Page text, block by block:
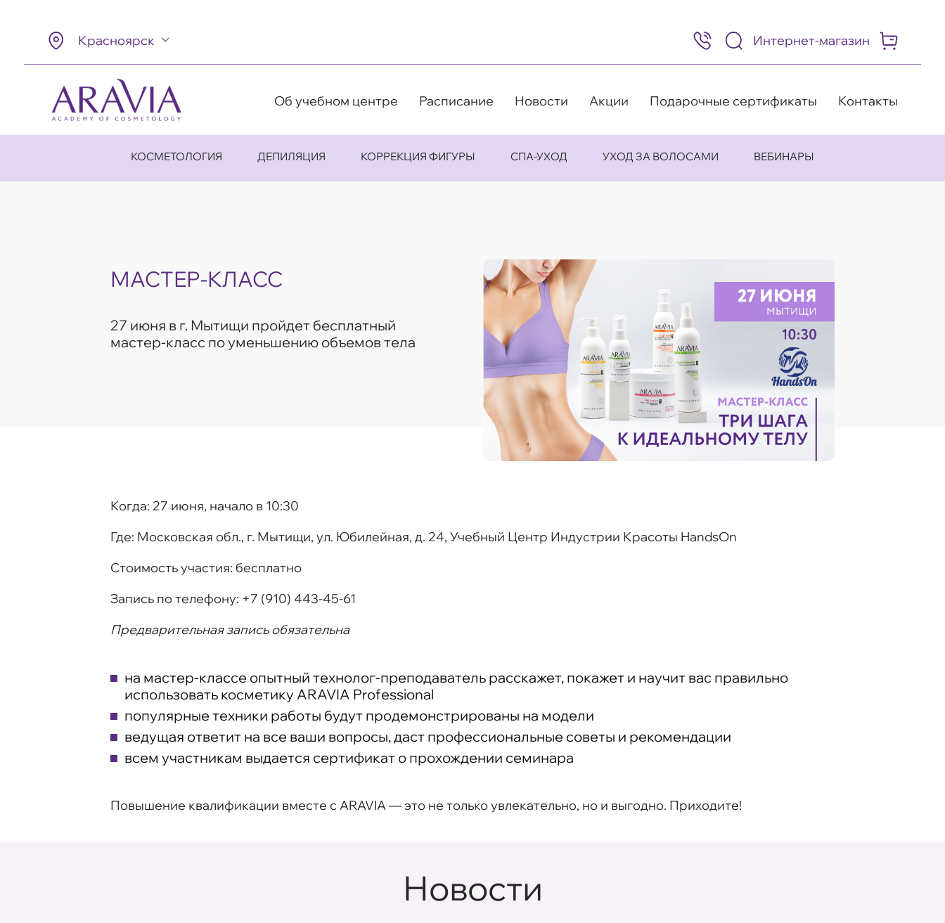
Красноярск
8
(495)
505-
98
Интернет-магазин
Об учебном центре Расписание Новости Акции Подарочные сертификаты Контакты
КОСМЕТОЛОГИЯ ДЕПИЛЯЦИЯ КОРРЕКЦИЯ ФИГУРЫ СПА-УХОД УХОД ЗА ВОЛОСАМИ ВЕБИНАРЫ
МАСТЕР-КЛАСС
27 июня в г. Мытищи пройдет бесплатный
мастер-класс по уменьшению объемов тела
Когда: 27 июня, начало в 10:30
Где: Московская обл., г. Мытищи, ул. Юбилейная, д. 24, Учебный Центр Индустрии Красоты HandsOn
Стоимость участия: бесплатно
Запись по телефону: +7 (910) 443-45-61
Предварительная запись обязательна
на мастер-классе опытный технолог-преподаватель расскажет, покажет и научит вас правильно
использовать косметику ARAVIA Professional
популярные техники работы будут продемонстрированы на модели
ведущая ответит на все ваши вопросы, даст профессиональные советы и рекомендации
всем участникам выдается сертификат о прохождении семинара
Повышение квалификации вместе с ARAVIA — это не только увлекательно, но и выгодно. Приходите!
Новости